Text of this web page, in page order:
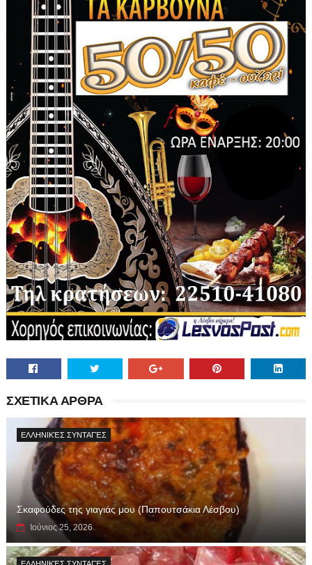
ΣΧΕΤΙΚΑ ΑΡΘΡΑ
ΕΛΛΗΝΙΚΈΣ ΣΥΝΤΑΓΈΣ
Σκαφούδες της γιαγιάς μου (Παπουτσάκια Λέσβου)
Ιούνιος 25, 2026